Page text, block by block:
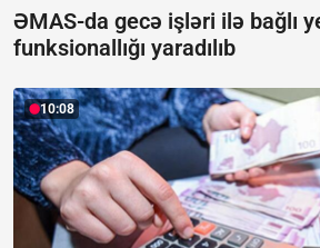
ƏMAS-da gecə işləri ilə bağlı
funksionallığı yaradılıb
10:08